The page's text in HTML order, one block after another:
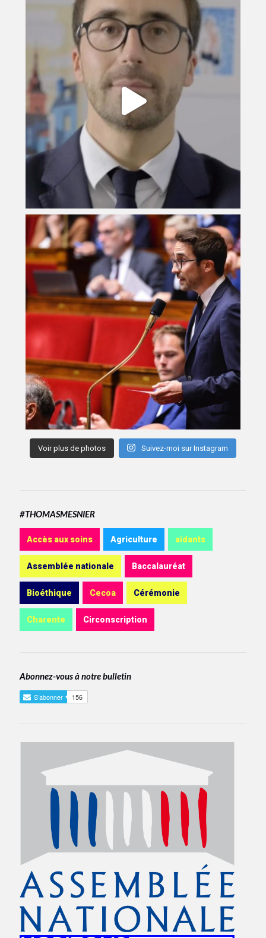
Voir plus de photos Suivez-moi sur Instagram
#THOMASMESNIER
Accès aux soins Agriculture aidants
Assemblée nationale Baccalauréat
Bioéthique Cecoa Cérémonie
Charente Circonscription
Abonnez-vous à notre bulletin